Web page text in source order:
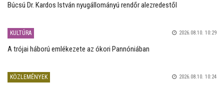
Búcsú Dr. Kardos István nyugállományú rendőr alezredestől
KULTÚRA 2026.08.10. 10:29
A trójai háború emlékezete az ókori Pannóniában
KÖZLEMÉNYEK 2026.08.10. 10:24